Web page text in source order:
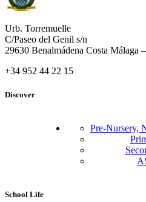
Urb. Torremuelle
C/Paseo del Genil s/n
29630 Benalmádena Costa Málaga
+34 952 44 22 15
Discover
Pre-Nursery,
School Life